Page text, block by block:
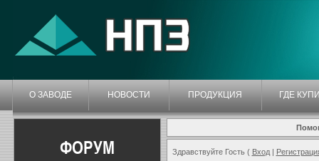
О ЗАВОДЕ НОВОСТИ ПРОДУКЦИЯ ГДЕ
ФОРУМ Здравствуйте Гость ( Вход|